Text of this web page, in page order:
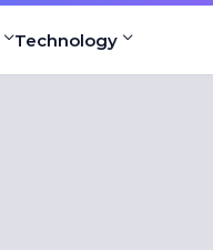
Technology